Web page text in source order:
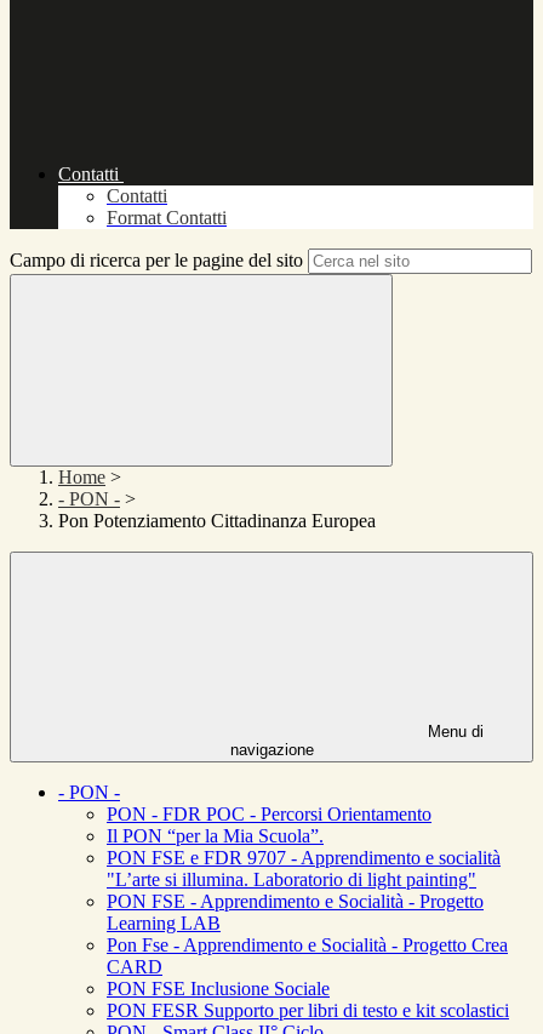
Contatti
Contatti
Format Contatti
Campo di ricerca per le pagine del sito
Home >
- PON - >
Pon Potenziamento Cittadinanza Europea
Menu di
navigazione
- PON -
PON - FDR POC - Percorsi Orientamento
Il PON “per la Mia Scuola”.
PON FSE e FDR 9707 - Apprendimento e socialità
"L’arte si illumina. Laboratorio di light painting"
PON FSE - Apprendimento e Socialità - Progetto
Learning LAB
Pon Fse - Apprendimento e Socialità - Progetto Crea
CARD
PON FSE Inclusione Sociale
PON FESR Supporto per libri di testo e kit scolastici